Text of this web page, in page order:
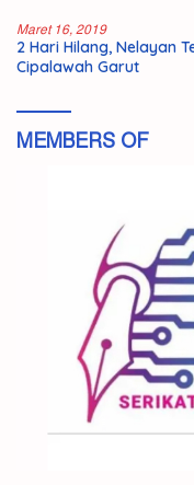
Maret 16, 2019
2 Hari Hilang, Nelayan
Cipalawah Garut
MEMBERS OF